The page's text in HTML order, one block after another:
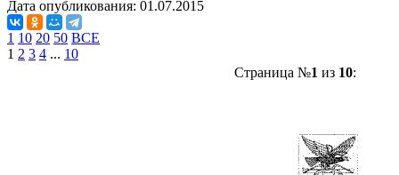
Дата опубликования: 01.07.2015
1 10 20 50 ВСЕ
1 2 3 4 ... 10
Страница №1 из 10: